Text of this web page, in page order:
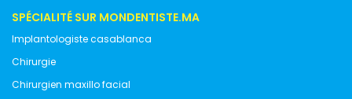
SPÉCIALITÉ SUR MONDENTISTE.MA
Implantologiste casablanca
Chirurgie
Chirurgien maxillo facial